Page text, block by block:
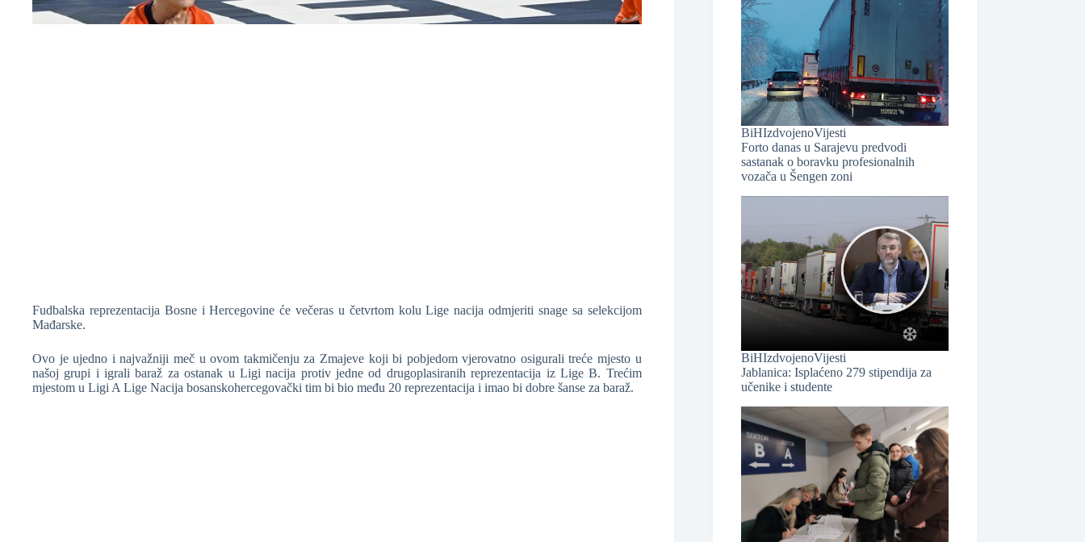
Fudbalska reprezentacija Bosne i Hercegovine će večeras u četvrtom kolu Lige nacija odmjeriti snage sa selekcijom
Mađarske.
Ovo je ujedno i najvažniji meč u ovom takmičenju za Zmajeve koji bi pobjedom vjerovatno osigurali treće mjesto u
našoj grupi i igrali baraž za ostanak u Ligi nacija protiv jedne od drugoplasiranih reprezentacija iz Lige B. Trećim
mjestom u Ligi A Lige Nacija bosanskohercegovački tim bi bio među 20 reprezentacija i imao bi dobre šanse za baraž.
BiHIzdvojenoVijesti
Forto danas u Sarajevu predvodi
sastanak o boravku profesionalnih
vozača u Šengen zoni
BiHIzdvojenoVijesti
Jablanica: Isplaćeno 279 stipendija za
učenike i studente
❆
❆
❆
❆